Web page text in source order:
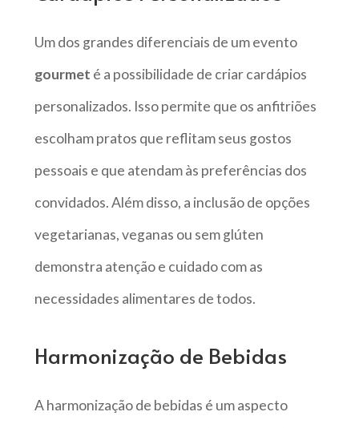
Um dos grandes diferenciais de um evento
gourmet é a possibilidade de criar cardápios
personalizados. Isso permite que os anfitriões
escolham pratos que reflitam seus gostos
pessoais e que atendam às preferências dos
convidados. Além disso, a inclusão de opções
vegetarianas, veganas ou sem glúten
demonstra atenção e cuidado com as
necessidades alimentares de todos.
Harmonização de Bebidas
A harmonização de bebidas é um aspecto